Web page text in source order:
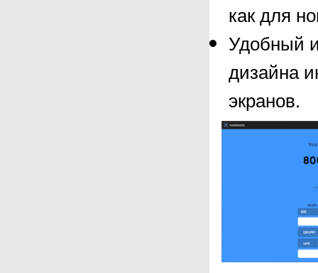
как для
Удобный
дизайна
экранов.